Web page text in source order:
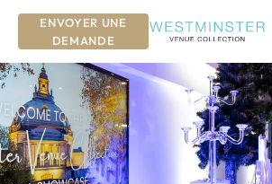
ENVOYER UNE
DEMANDE